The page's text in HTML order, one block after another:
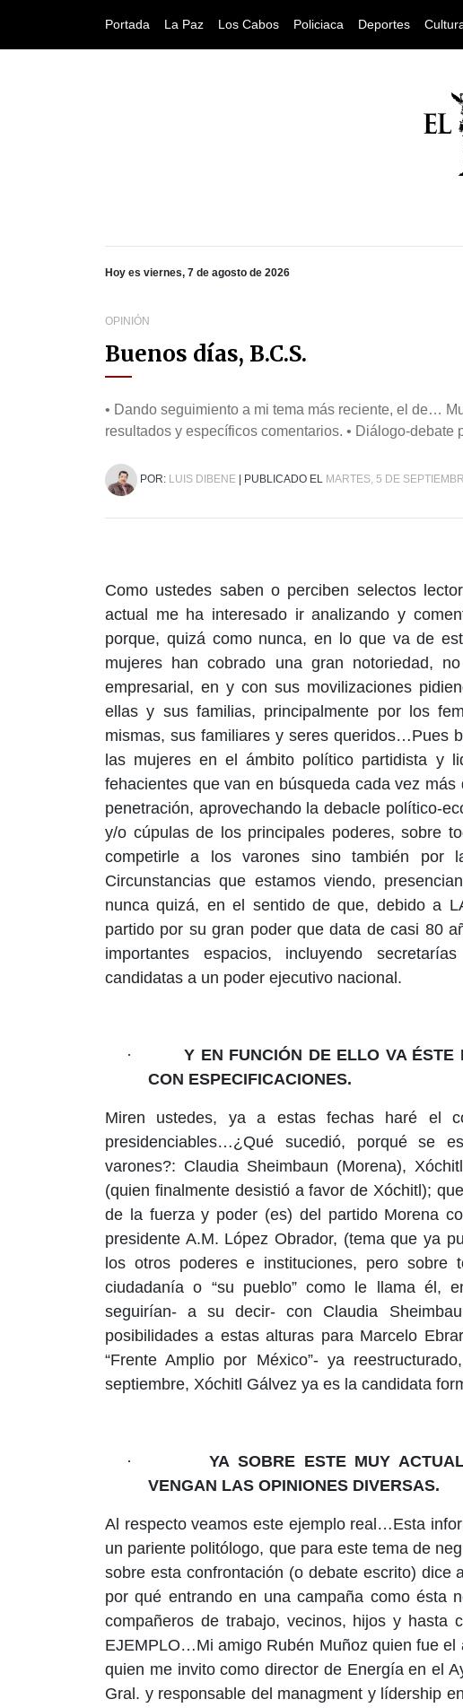
Portada La Paz Los Cabos Policiaca Deportes
Hoy es viernes, 7 de agosto de 2026
OPINIÓN
Buenos días, B.C.S.
• Dando seguimiento a mi tema más reciente, el de…
resultados y específicos comentarios. • Diálogo-debate
POR: LUIS DIBENE | PUBLICADO EL MARTES, 5 DE
Como ustedes saben o perciben selectos
actual me ha interesado ir analizando y
porque, quizá como nunca, en lo que va de
mujeres han cobrado una gran notoriedad,
empresarial, en y con sus movilizaciones
ellas y sus familias, principalmente por los
mismas, sus familiares y seres queridos…Pues
las mujeres en el ámbito político partidista y
fehacientes que van en búsqueda cada vez
penetración, aprovechando la debacle político-
y/o cúpulas de los principales poderes, sobre
competirle a los varones sino también por
Circunstancias que estamos viendo,
nunca quizá, en el sentido de que, debido a
partido por su gran poder que data de casi 80
importantes espacios, incluyendo
candidatas a un poder ejecutivo nacional.
·
Y EN FUNCIÓN DE ELLO VA ÉSTE
CON ESPECIFICACIONES.
Miren ustedes, ya a estas fechas haré el
presidenciables…¿Qué sucedió, porqué se
varones?: Claudia Sheimbaun (Morena),
(quien finalmente desistió a favor de Xóchitl);
de la fuerza y poder (es) del partido Morena
presidente A.M. López Obrador, (tema que ya
los otros poderes e instituciones, pero
ciudadanía o “su pueblo” como le llama él,
seguirían- a su decir- con Claudia
posibilidades a estas alturas para Marcelo
“Frente Amplio por México”- ya
septiembre, Xóchitl Gálvez ya es la candidata
·
YA SOBRE ESTE MUY
VENGAN LAS OPINIONES DIVERSAS.
Al respecto veamos este ejemplo real…Esta
un pariente politólogo, que para este tema de
sobre esta confrontación (o debate escrito) dice
por qué entrando en una campaña como ésta
compañeros de trabajo, vecinos, hijos y hasta
EJEMPLO…Mi amigo Rubén Muñoz quien fue
quien me invito como director de Energía en el
Gral. y responsable del managment y lídership